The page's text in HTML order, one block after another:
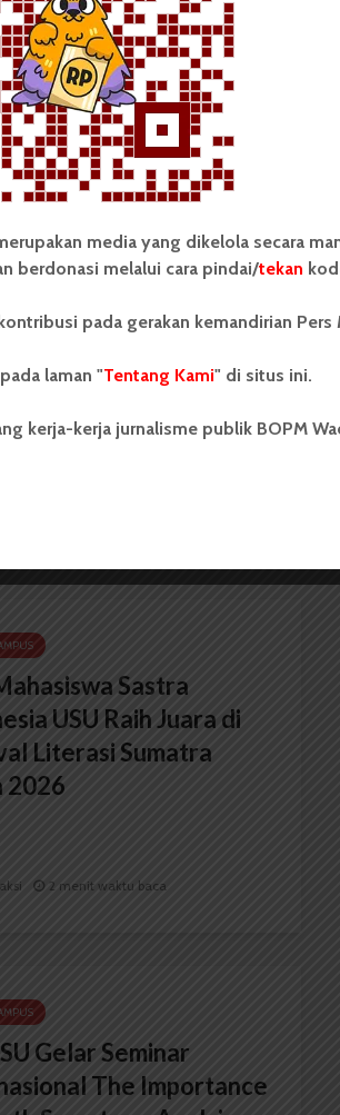
FISIP Tandatangani
merupakan pers
Kondusif Saat Pemira
Sastra
USU Raih Juara di
Literasi Sumatra
2026
2 menit waktu baca
Gelar Seminar
The Importance
media yang dikelola secara
berdonasi melalui cara pindai/tekan
pada gerakan kemandirian Pers
laman "Tentang Kami" di situs ini.
kerja-kerja jurnalisme publik BOPM